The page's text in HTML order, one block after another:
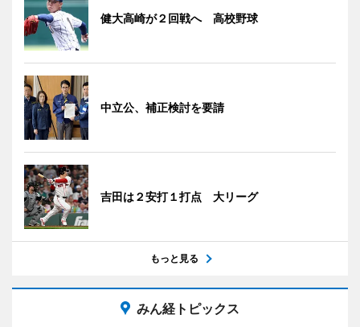
健大高崎が２回戦へ 高校野球
中立公、補正検討を要請
吉田は２安打１打点 大リーグ
もっと見る
みん経トピックス